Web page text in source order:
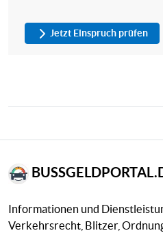
Jetzt Einspruch prüfen
Informationen und
Verkehrsrecht, Blitzer,